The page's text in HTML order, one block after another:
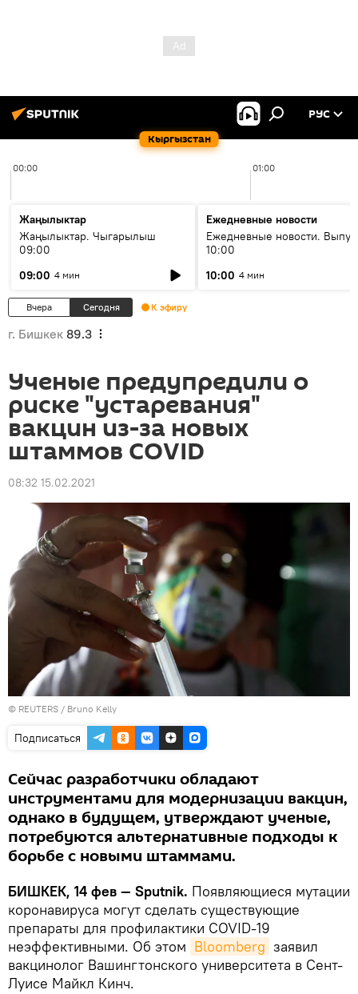
Кыргызстан
РУС
00:00 01:00
Жаңылыктар
Жаңылыктар. Чыгарылыш
09:00
09:00 4 мин
Ежедневные новости
Ежедневные новости.
10:00
10:00 4 мин
Вчера Сегодня К эфиру
г. Бишкек 89.3
Ученые предупредили о
риске "устаревания"
вакцин из-за новых
штаммов COVID
08:32 15.02.2021
© REUTERS / Bruno Kelly
Подписаться
Cейчас разработчики обладают
инструментами для модернизации вакцин,
однако в будущем, утверждают ученые,
потребуются альтернативные подходы к
борьбе с новыми штаммами.
БИШКЕК, 14 фев — Sputnik. Появляющиеся мутации
коронавируса могут сделать существующие
препараты для профилактики COVID-19
неэффективными. Об этом Bloomberg заявил
вакцинолог Вашингтонского университета в Сент-
Луисе Майкл Кинч.